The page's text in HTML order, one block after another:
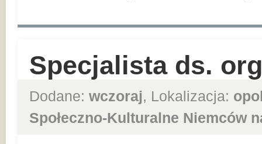
Specjalista ds.
Dodane: wczoraj, Lokalizacja:
Społeczno-Kulturalne Niemców